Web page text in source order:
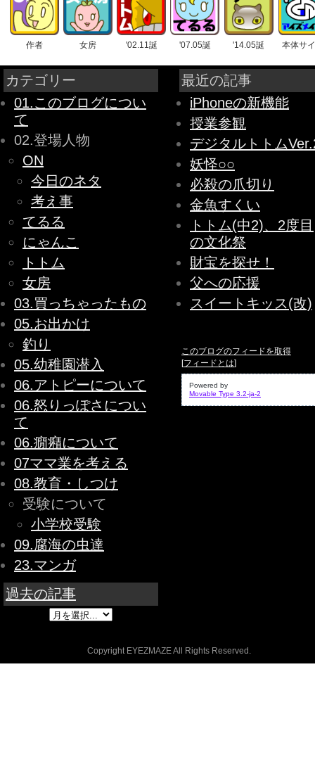
作者 女房 '02.11誕 '07.05誕 '14.05誕 本体サ
カテゴリー
01.このブログについ
て
02.登場人物
ON
今日のネタ
考え事
てるる
にゃんこ
トトム
女房
03.買っちゃったもの
05.お出かけ
釣り
05.幼稚園潜入
06.アトピーについて
06.怒りっぽさについ
て
06.癇癪について
07ママ業を考える
08.教育・しつけ
受験について
小学校受験
09.腐海の虫達
23.マンガ
過去の記事
最近の記事
iPhoneの新機能
授業参観
デジタルトトム
妖怪○○
必殺の爪切り
金魚すくい
トトム(中2)、2度目
の文化祭
財宝を探せ！
父への応援
スイートキッス(改)
このブログのフィードを取得
[フィードとは]
Powered by
Movable Type 3.2-ja-2
Copyright EYEZMAZE All Rights Reserved.